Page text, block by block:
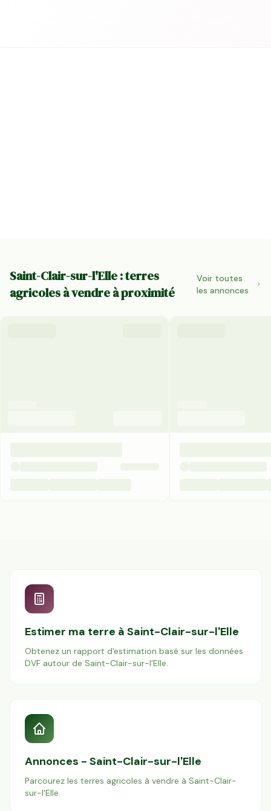
Saint-Clair-sur-l'Elle : terres
agricoles à vendre à proximité
Voir toutes
les annonces
Estimer ma terre à Saint-Clair-sur-l'Elle
Obtenez un rapport d'estimation basé sur les données
DVF autour de Saint-Clair-sur-l'Elle.
Annonces - Saint-Clair-sur-l'Elle
Parcourez les terres agricoles à vendre à Saint-Clair-
sur-l'Elle.